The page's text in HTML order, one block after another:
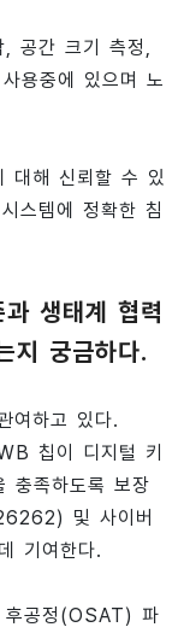
, 공간 크기 측정,
용중에 있으며 노
대해 신뢰할 수 있
스템에 정확한 침
생태계 협력
지 궁금하다.
여하고 있다.
칩이 디지털 키
충족하도록 보장
및 사이버
기여한다.
후공정(OSAT) 파